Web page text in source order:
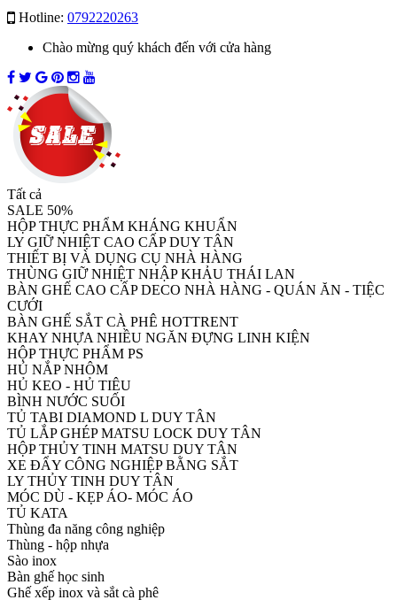
Hotline: 0792220263
Chào mừng quý khách đến với cửa hàng
Tất cả
SALE 50%
HỘP THỰC PHẨM KHÁNG KHUẨN
LY GIỮ NHIỆT CAO CẤP DUY TÂN
THIẾT BỊ VÀ DỤNG CỤ NHÀ HÀNG
THÙNG GIỮ NHIỆT NHẬP KHẢU THÁI LAN
BÀN GHẾ CAO CẤP DECO NHÀ HÀNG - QUÁN ĂN - TIỆC
CƯỚI
BÀN GHẾ SẮT CÀ PHÊ HOTTRENT
KHAY NHỰA NHIỀU NGĂN ĐỰNG LINH KIỆN
HỘP THỰC PHẨM PS
HỦ NẮP NHÔM
HỦ KEO - HỦ TIÊU
BÌNH NƯỚC SUỐI
TỦ TABI DIAMOND L DUY TÂN
TỦ LẮP GHÉP MATSU LOCK DUY TÂN
HỘP THỦY TINH MATSU DUY TÂN
XE ĐẨY CÔNG NGHIỆP BẰNG SẮT
LY THỦY TINH DUY TÂN
MÓC DÙ - KẸP ÁO- MÓC ÁO
TỦ KATA
Thùng đa năng công nghiệp
Thùng - hộp nhựa
Sào inox
Bàn ghế học sinh
Ghế xếp inox và sắt cà phê